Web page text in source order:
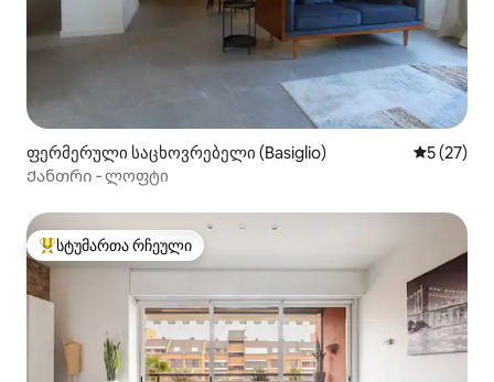
ფერმერული საცხოვრებელი (Basiglio) საშუალო
5 (27)
Ქანთრი ‑ ლოფტი
სტუმართა რჩეული მოწინავე ვარიანტი
სტუმართა რჩეული